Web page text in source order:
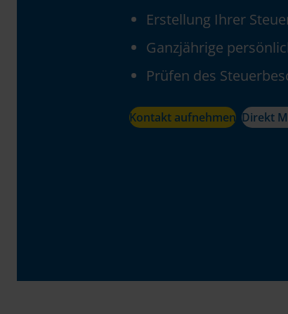
Erstellung Ihrer
Ganzjährige
Prüfen des
Kontakt aufnehmen Direkt